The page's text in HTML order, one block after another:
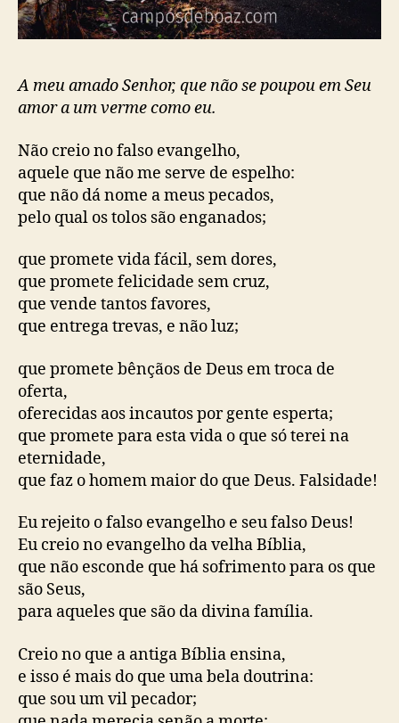
A meu amado Senhor, que não se poupou em Seu
amor a um verme como eu.
Não creio no falso evangelho,
aquele que não me serve de espelho:
que não dá nome a meus pecados,
pelo qual os tolos são enganados;
que promete vida fácil, sem dores,
que promete felicidade sem cruz,
que vende tantos favores,
que entrega trevas, e não luz;
que promete bênçãos de Deus em troca de
oferta,
oferecidas aos incautos por gente esperta;
que promete para esta vida o que só terei na
eternidade,
que faz o homem maior do que Deus. Falsidade!
Eu rejeito o falso evangelho e seu falso Deus!
Eu creio no evangelho da velha Bíblia,
que não esconde que há sofrimento para os que
são Seus,
para aqueles que são da divina família.
Creio no que a antiga Bíblia ensina,
e isso é mais do que uma bela doutrina:
que sou um vil pecador;